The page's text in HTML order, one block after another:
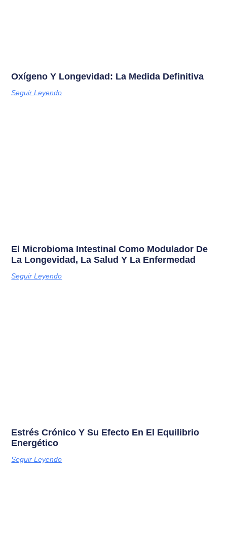
Oxígeno Y Longevidad: La Medida Definitiva
Seguir Leyendo
El Microbioma Intestinal Como Modulador De
La Longevidad, La Salud Y La Enfermedad
Seguir Leyendo
Estrés Crónico Y Su Efecto En El Equilibrio
Energético
Seguir Leyendo